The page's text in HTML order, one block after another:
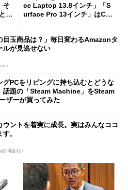
そ
ce Laptop 13.8インチ」「S
urface Pro 13インチ」はCop
た
目玉商品は？」毎日変わるAmazonタ
ルが見逃せない
）
グPCをリビングに持ち込むとどうな
題の「Steam Machine」をSteam
ザーが買ってみた
ウントを着実に成長。実はみんなココ
。
同会社）